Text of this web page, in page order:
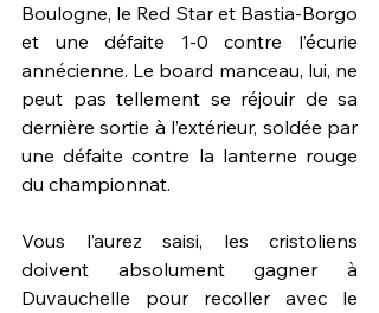
Boulogne, le Red Star et Bastia-Borgo
et une défaite 1-0 contre l’écurie
annécienne. Le board manceau, lui, ne
peut pas tellement se réjouir de sa
dernière sortie à l’extérieur, soldée par
une défaite contre la lanterne rouge
du championnat.
Vous l’aurez saisi, les cristoliens
doivent absolument gagner à
Duvauchelle pour recoller avec le